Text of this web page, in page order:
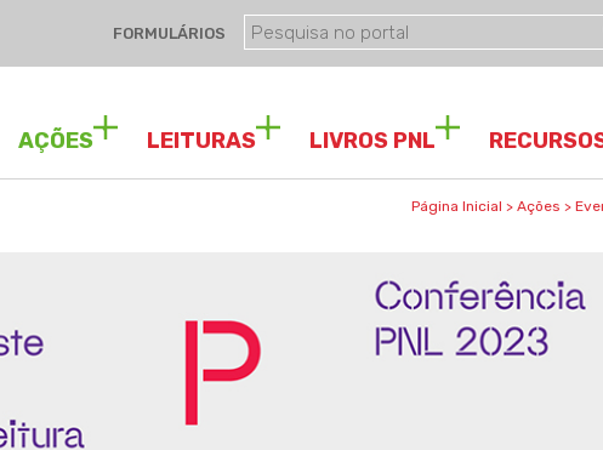
FORMULÁRIOS
LIVROS PNL
LEITURAS
AÇÕES
Página Inicial > Ações >